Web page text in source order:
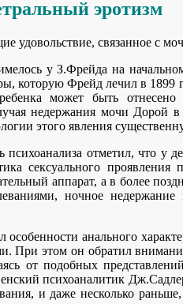
эротизм
удовольствие, связанное с
у З.Фрейда на
которую Фрейд лечил в 1899
может быть
недержания мочи Дорой в
этого явления
отметил, что у
сексуального проявления
аппарат, а в более
ночное
анального
При этом он обратил
от подобных
психоаналитик
и даже несколько